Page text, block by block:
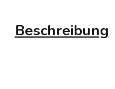
Beschreibung